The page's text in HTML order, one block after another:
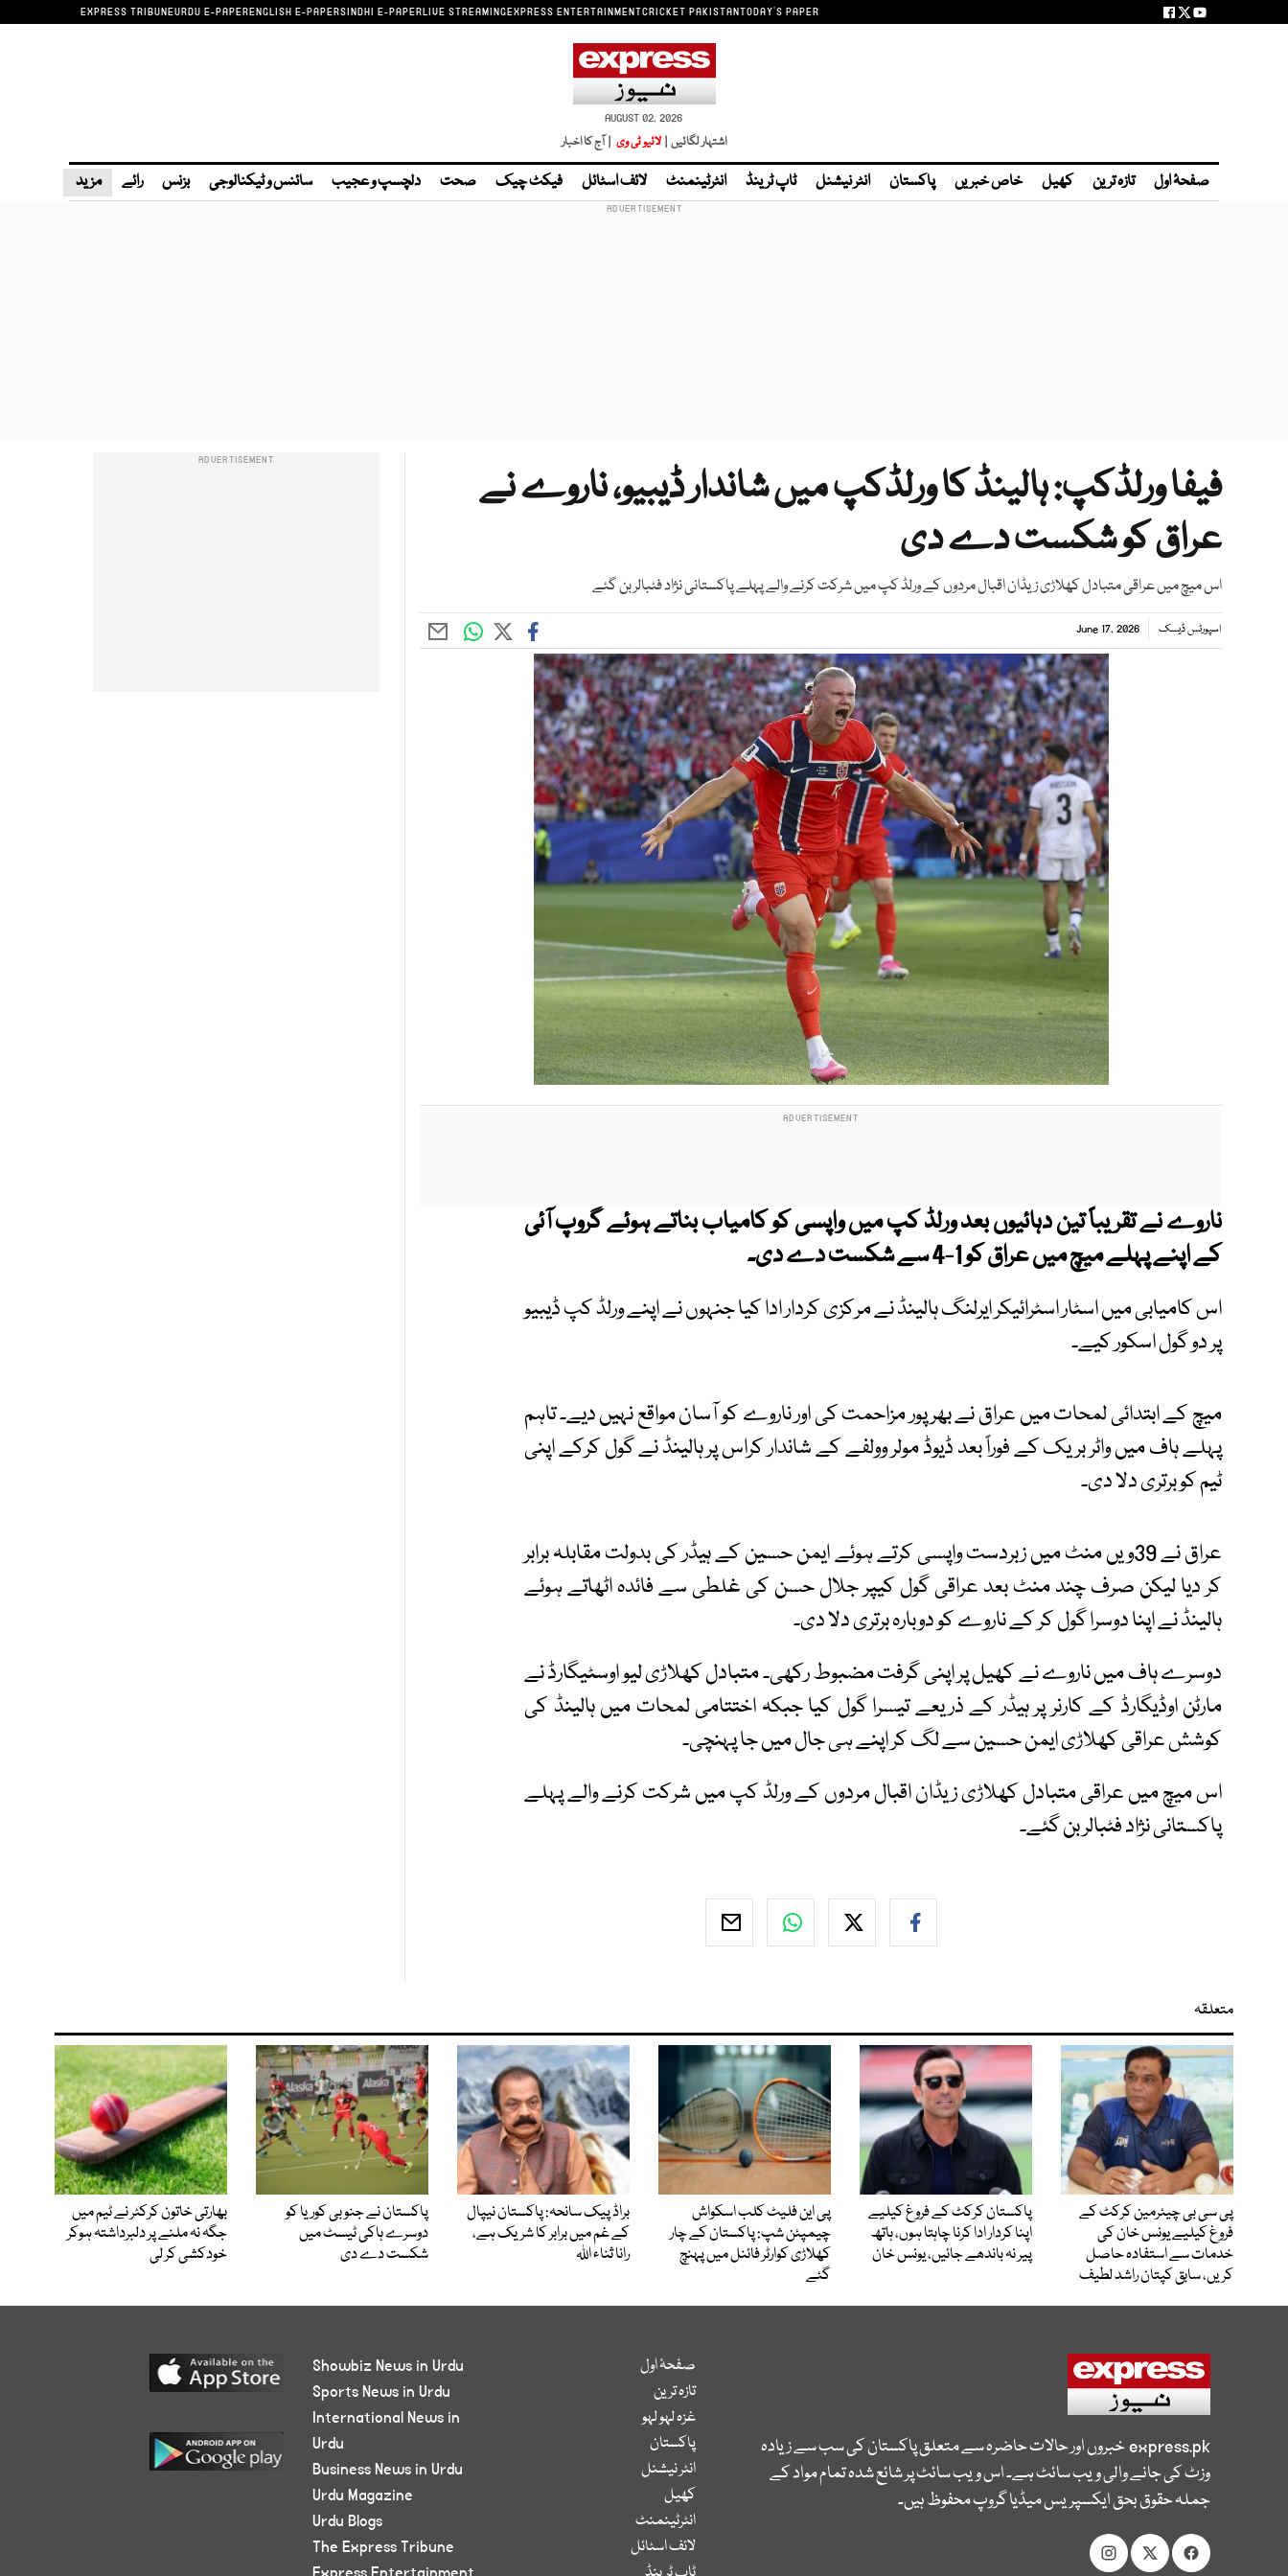
EXPRESS TRIBUNEURDU E-PAPERENGLISH E-PAPERSINDHI E-PAPERLIVE STREAMINGEXPRESS ENTERTAINMENTCRICKET PAKISTANTODAY'S PAPER
AUGUST 02, 2026
اشتہار لگائیں | لائیو ٹی وی | آج کا اخبار
صفحۂ اول تازہ ترین کھیل خاص خبریں پاکستان انٹر نیشنل ٹاپ ٹرینڈ انٹرٹینمنٹ لائف اسٹائل فیکٹ چیک صحت دلچسپ و عجیب سائنس و ٹیکنالوجی بزنس رائے مزید
فیفا ورلڈکپ: ہالینڈ کا ورلڈکپ میں شاندار ڈیبیو، ناروے نے
عراق کو شکست دے دی
اس میچ میں عراقی متبادل کھلاڑی زیڈان اقبال مردوں کے ورلڈ کپ میں شرکت کرنے والے پہلے پاکستانی نژاد فٹبالر بن گئے
اسپورٹس ڈیسک June 17, 2026
ناروے نے تقریباً تین دہائیوں بعد ورلڈ کپ میں واپسی کو کامیاب بناتے ہوئے گروپ آئی
کے اپنے پہلے میچ میں عراق کو 1-4 سے شکست دے دی۔
اس کامیابی میں اسٹار اسٹرائیکر ایرلنگ ہالینڈ نے مرکزی کردار ادا کیا جنہوں نے اپنے ورلڈ کپ ڈیبیو
پر دو گول اسکور کیے۔
میچ کے ابتدائی لمحات میں عراق نے بھرپور مزاحمت کی اور ناروے کو آسان مواقع نہیں دیے۔ تاہم
پہلے ہاف میں واٹر بریک کے فوراً بعد ڈیوڈ مولر وولفے کے شاندار کراس پر ہالینڈ نے گول کرکے اپنی
ٹیم کو برتری دلا دی۔
عراق نے 39ویں منٹ میں زبردست واپسی کرتے ہوئے ایمن حسین کے ہیڈر کی بدولت مقابلہ برابر
کر دیا لیکن صرف چند منٹ بعد عراقی گول کیپر جلال حسن کی غلطی سے فائدہ اٹھاتے ہوئے
ہالینڈ نے اپنا دوسرا گول کر کے ناروے کو دوبارہ برتری دلا دی۔
دوسرے ہاف میں ناروے نے کھیل پر اپنی گرفت مضبوط رکھی۔ متبادل کھلاڑی لیو اوسٹیگارڈ نے
مارٹن اوڈیگارڈ کے کارنر پر ہیڈر کے ذریعے تیسرا گول کیا جبکہ اختتامی لمحات میں ہالینڈ کی
کوشش عراقی کھلاڑی ایمن حسین سے لگ کر اپنے ہی جال میں جا پہنچی۔
اس میچ میں عراقی متبادل کھلاڑی زیڈان اقبال مردوں کے ورلڈ کپ میں شرکت کرنے والے پہلے
پاکستانی نژاد فٹبالر بن گئے۔
متعلقہ
پی سی بی چیئرمین کرکٹ کے
فروغ کیلیے یونس خان کی
خدمات سے استفادہ حاصل
کریں، سابق کپتان راشد لطیف
پاکستان کرکٹ کے فروغ کیلیے
اپنا کردار ادا کرنا چاہتا ہوں، ہاتھ
پیر نہ باندھے جائیں، یونس خان
پی این فلیٹ کلب اسکواش
چیمپئن شپ: پاکستان کے چار
کھلاڑی کوارٹر فائنل میں پہنچ
گئے
براڈ پیک سانحہ: پاکستان نیپال
کے غم میں برابر کا شریک ہے،
رانا ثناء اللہ
پاکستان نے جنوبی کوریا کو
دوسرے ہاکی ٹیسٹ میں
شکست دے دی
بھارتی خاتون کرکٹر نے ٹیم میں
جگہ نہ ملنے پر دلبرداشتہ ہوکر
خودکشی کر لی
express.pkخبروں اور حالات حاضرہ سے متعلق پاکستان کی سب سے زیادہ
وزٹ کی جانے والی ویب سائٹ ہے۔ اس ویب سائٹ پر شائع شدہ تمام مواد کے
جملہ حقوق بحق ایکسپریس میڈیا گروپ محفوظ ہیں۔
صفحۂ اول
تازہ ترین
غزہ لہو لہو
پاکستان
انٹر نیشنل
کھیل
انٹرٹینمنٹ
لائف اسٹائل
Showbiz News in Urdu
Sports News in Urdu
International News in
Urdu
Business News in Urdu
Urdu Magazine
Urdu Blogs
The Express Tribune